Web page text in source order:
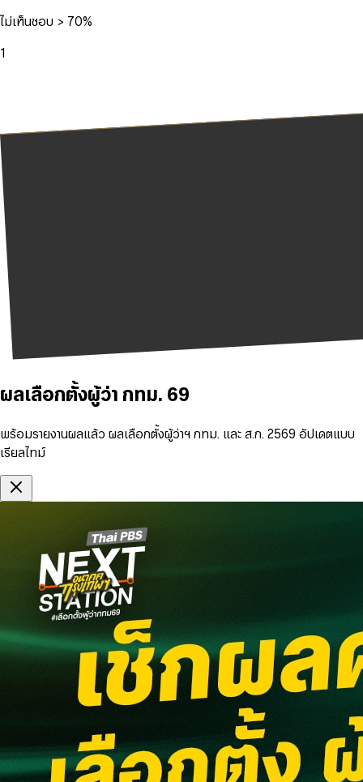
ไม่เห็นชอบ > 70%
1
ผลเลือกตั้งผู้ว่า กทม. 69
พร้อมรายงานผลแล้ว ผลเลือกตั้งผู้ว่าฯ กทม. และ ส.ก. 2569 อัปเดตแบบ
เรียลไทม์